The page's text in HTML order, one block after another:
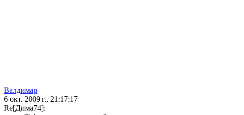
Валдимар
6 окт. 2009 г., 21:17:17
Re[Дима74]: